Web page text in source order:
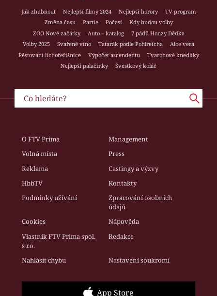
Jak zhubnout Nejlepší filmy 2024 Nejlepší horory
TV program
Změna času
Partie Počasí
Kdy budou volby
ZOO Nové začátky
Auto – katalog
7 pádů Honzy Dědka
Volby 2025
Svařené víno Tatarák podle Pohlreicha
Aloe vera
Pěstování lichořeřišnice
Výpočet ascendentu
Tvarohové knedlíky
Nejlepší palačinky
Švestkový koláč
O FTV Prima
Management
Volná místa
Press
Reklama
Castingy a výzvy
HbbTV
Kontakty
Podmínky užívání
Zpracování osobních
údajů
Cookies
Nápověda
Vlastník FTV Prima spol.
s r.o.
Redakce
Nahlásit chybu Nastavení soukromí
App Store